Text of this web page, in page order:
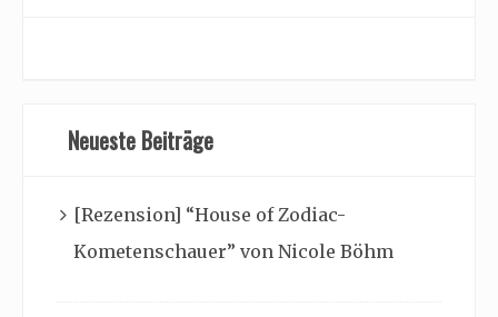
Neueste Beiträge
[Rezension] “House of Zodiac-
Kometenschauer” von Nicole Böhm